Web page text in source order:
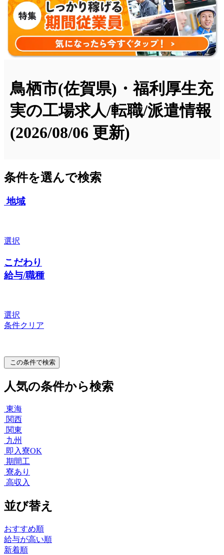
鳥栖市(佐賀県)・福利厚生充
実の工場求人/転職/派遣情報
(2026/08/06 更新)
条件を選んで検索
地域
選択
こだわり
給与/職種
選択
条件クリア
この条件で検索
人気の条件から検索
東海
関西
関東
九州
即入寮OK
期間工
寮あり
高収入
並び替え
おすすめ順
給与が高い順
新着順